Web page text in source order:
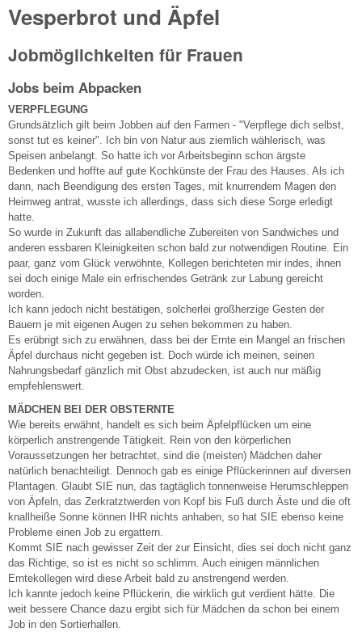
Vesperbrot und Äpfel
Jobmöglichkeiten für Frauen
Jobs beim Abpacken
VERPFLEGUNG
Grundsätzlich gilt beim Jobben auf den Farmen - "Verpflege dich selbst,
sonst tut es keiner". Ich bin von Natur aus ziemlich wählerisch, was
Speisen anbelangt. So hatte ich vor Arbeitsbeginn schon ärgste
Bedenken und hoffte auf gute Kochkünste der Frau des Hauses. Als ich
dann, nach Beendigung des ersten Tages, mit knurrendem Magen den
Heimweg antrat, wusste ich allerdings, dass sich diese Sorge erledigt
hatte.
So wurde in Zukunft das allabendliche Zubereiten von Sandwiches und
anderen essbaren Kleinigkeiten schon bald zur notwendigen Routine. Ein
paar, ganz vom Glück verwöhnte, Kollegen berichteten mir indes, ihnen
sei doch einige Male ein erfrischendes Getränk zur Labung gereicht
worden.
Ich kann jedoch nicht bestätigen, solcherlei großherzige Gesten der
Bauern je mit eigenen Augen zu sehen bekommen zu haben.
Es erübrigt sich zu erwähnen, dass bei der Ernte ein Mangel an frischen
Äpfel durchaus nicht gegeben ist. Doch würde ich meinen, seinen
Nahrungsbedarf gänzlich mit Obst abzudecken, ist auch nur mäßig
empfehlenswert.
MÄDCHEN BEI DER OBSTERNTE
Wie bereits erwähnt, handelt es sich beim Äpfelpflücken um eine
körperlich anstrengende Tätigkeit. Rein von den körperlichen
Voraussetzungen her betrachtet, sind die (meisten) Mädchen daher
natürlich benachteiligt. Dennoch gab es einige Pflückerinnen auf diversen
Plantagen. Glaubt SIE nun, das tagtäglich tonnenweise Herumschleppen
von Äpfeln, das Zerkratztwerden von Kopf bis Fuß durch Äste und die oft
knallheiße Sonne können IHR nichts anhaben, so hat SIE ebenso keine
Probleme einen Job zu ergattern.
Kommt SIE nach gewisser Zeit der zur Einsicht, dies sei doch nicht ganz
das Richtige, so ist es nicht so schlimm. Auch einigen männlichen
Erntekollegen wird diese Arbeit bald zu anstrengend werden.
Ich kannte jedoch keine Pflückerin, die wirklich gut verdient hätte. Die
weit bessere Chance dazu ergibt sich für Mädchen da schon bei einem
Job in den Sortierhallen.